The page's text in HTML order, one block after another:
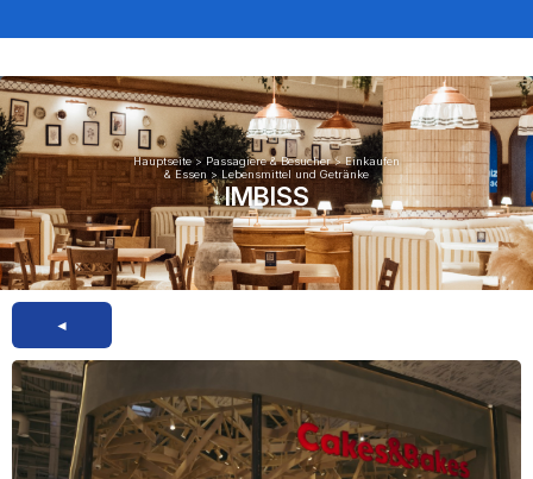
Hauptseite> Passagiere & Besucher> Einkaufen
& Essen > Lebensmittel und Getränke
IMBISS
◄